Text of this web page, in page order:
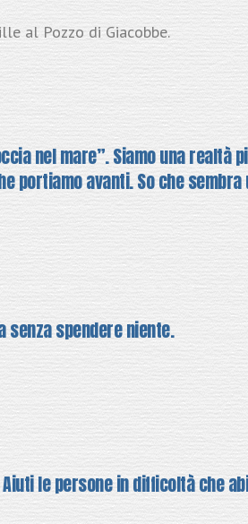
al Pozzo di Giacobbe.
nel mare”. Siamo una realtà
portiamo avanti. So che
senza spendere niente.
le persone in difficoltà che